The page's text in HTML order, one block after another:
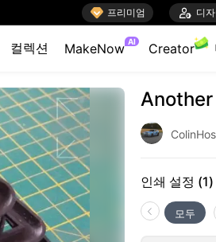
 프리미엄  디
컬렉션 MakeNow AI Creator
인쇄 설정 (1)
모두